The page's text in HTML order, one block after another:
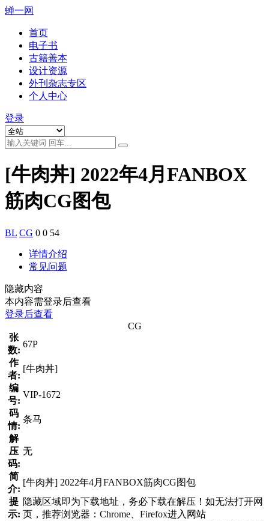
蝉一网
首页
电子书
古籍善本
设计资源
外刊杂志专区
个人中心
登录
[牛肉丼] 2022年4月FANBOX
筋肉CG图包
BL CG 0 0 54
详情介绍
常见问题
隐藏内容
本内容需登录后查看
登录后查看
CG
张
数:
67P
作
者:
[牛肉丼]
编
号:
VIP-1672
码
情:
条马
解
压
码:
无
简
介:
[牛肉丼] 2022年4月FANBOX筋肉CG图包
提
示:
隐藏区域即为下载地址，务必下载在解压！如无法打开网
页，推荐浏览器：Chrome、Firefox进入网站